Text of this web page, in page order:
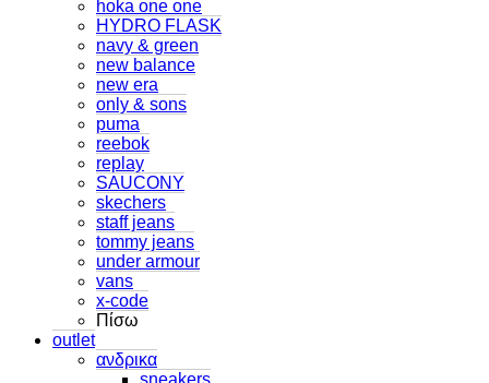
hoka one one
HYDRO FLASK
navy & green
new balance
new era
only & sons
puma
reebok
replay
SAUCONY
skechers
staff jeans
tommy jeans
under armour
vans
x-code
Πίσω
outlet
ανδρικα
sneakers